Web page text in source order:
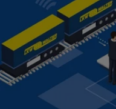
Maantiekuljetus
Digitaaliset ratkaisut
Yhdistetty liikenne